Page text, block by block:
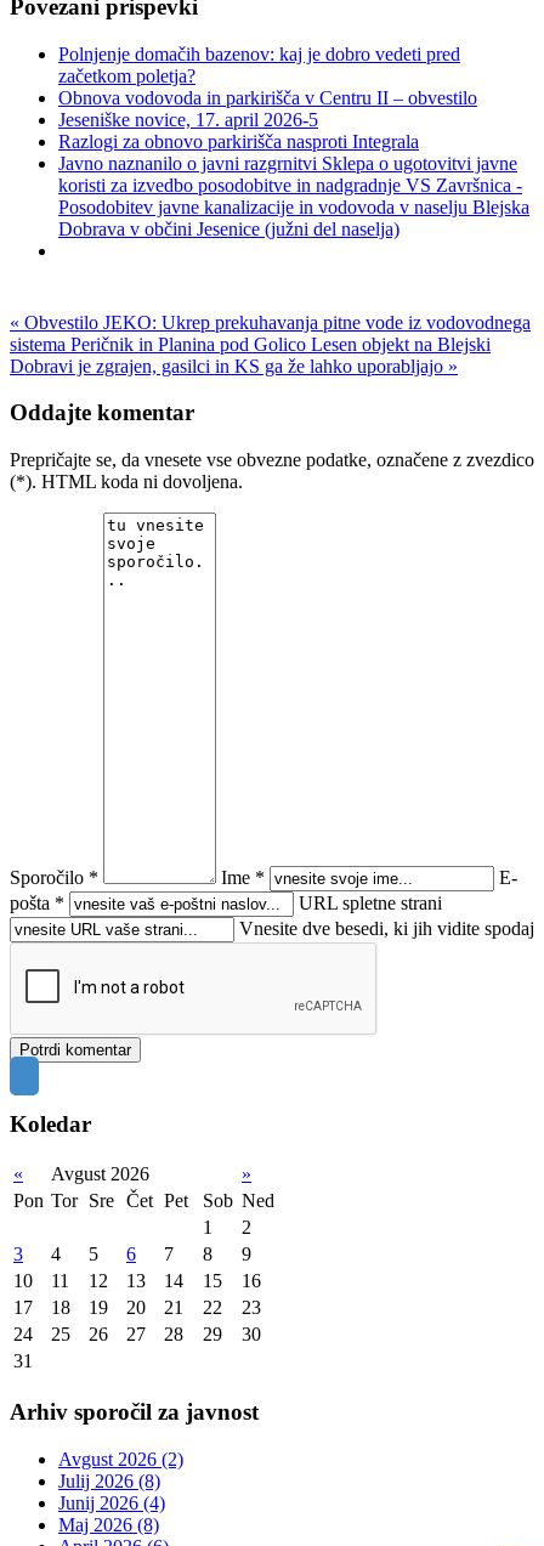
Povezani prispevki
Polnjenje domačih bazenov: kaj je dobro vedeti pred
začetkom poletja?
Obnova vodovoda in parkirišča v Centru II – obvestilo
Jeseniške novice, 17. april 2026-5
Razlogi za obnovo parkirišča nasproti Integrala
Javno naznanilo o javni razgrnitvi Sklepa o ugotovitvi javne
koristi za izvedbo posodobitve in nadgradnje VS Završnica -
Posodobitev javne kanalizacije in vodovoda v naselju Blejska
Dobrava v občini Jesenice (južni del naselja)
« Obvestilo JEKO: Ukrep prekuhavanja pitne vode iz vodovodnega
sistema Peričnik in Planina pod Golico Lesen objekt na Blejski
Dobravi je zgrajen, gasilci in KS ga že lahko uporabljajo »
Oddajte komentar
Prepričajte se, da vnesete vse obvezne podatke, označene z zvezdico
(*). HTML koda ni dovoljena.
Sporočilo * Ime *
E-
pošta *
URL spletne strani
Vnesite dve besedi, ki jih vidite spodaj
Koledar
« Avgust 2026
»
Pon Tor Sre Čet Pet Sob Ned
1
2
3
4 5 6 7 8
9
10
11 12 13 14 15
16
17
18 19 20 21 22
23
24
25 26 27 28 29
30
31
Arhiv sporočil za javnost
Avgust 2026 (2)
Julij 2026 (8)
Junij 2026 (4)
Maj 2026 (8)